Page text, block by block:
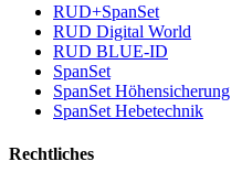
RUD+SpanSet
RUD Digital World
RUD BLUE-ID
SpanSet
SpanSet Höhensicherung
SpanSet Hebetechnik
Rechtliches